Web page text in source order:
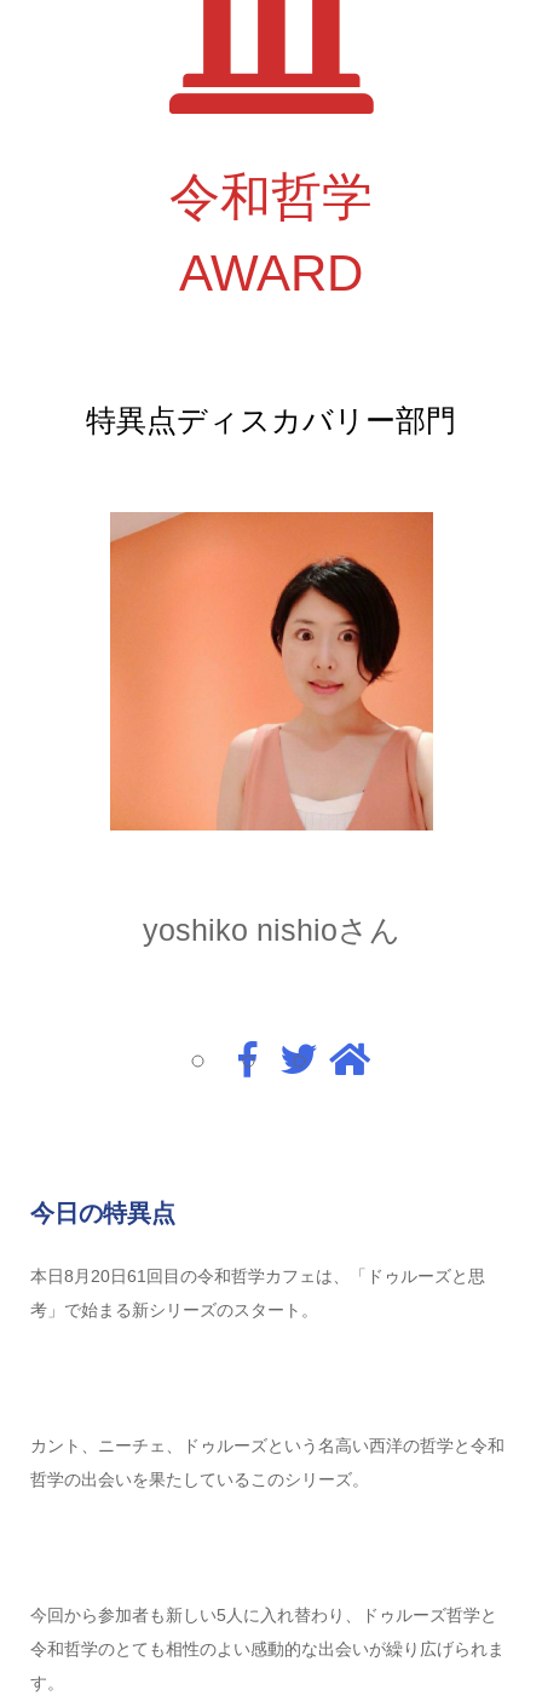
令和哲学
AWARD
特異点ディスカバリー部門
yoshiko nishioさん
今日の特異点
本日8月20日61回目の令和哲学カフェは、「ドゥルーズと思
考」で始まる新シリーズのスタート。
カント、ニーチェ、ドゥルーズという名高い西洋の哲学と令和
哲学の出会いを果たしているこのシリーズ。
今回から参加者も新しい5人に入れ替わり、ドゥルーズ哲学と
令和哲学のとても相性のよい感動的な出会いが繰り広げられま
す。